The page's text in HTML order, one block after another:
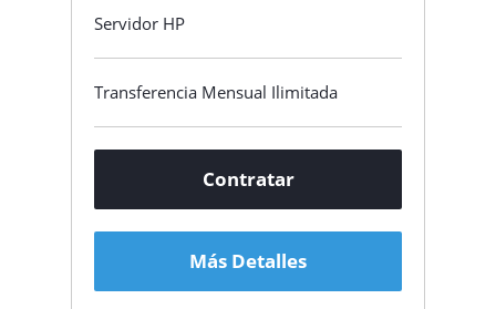
Servidor HP
Transferencia Mensual Ilimitada
Contratar
Más Detalles